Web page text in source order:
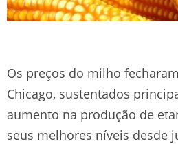
Os preços do milho
Chicago, sustentados
aumento na produção de
seus melhores níveis desde